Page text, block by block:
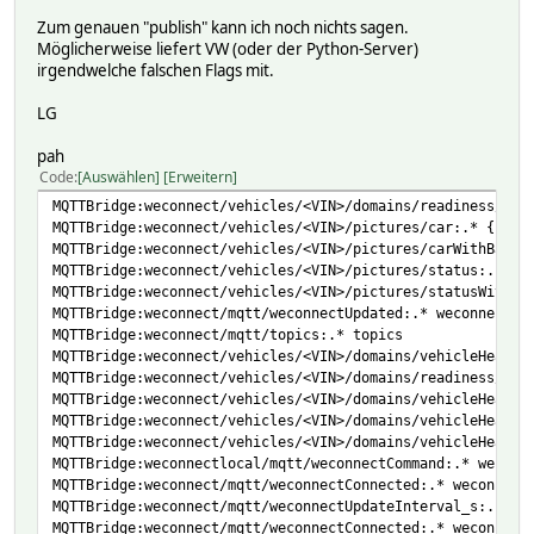
Zum genauen "publish" kann ich noch nichts sagen.
Möglicherweise liefert VW (oder der Python-Server)
irgendwelche falschen Flags mit.
LG
pah
Code Auswählen Erweitern
MQTTBridge:weconnect/vehicles/<VIN>/domains/readiness/
MQTTBridge:weconnect/vehicles/<VIN>/pictures/car:.* {
MQTTBridge:weconnect/vehicles/<VIN>/pictures/
MQTTBridge:weconnect/vehicles/<VIN>/pictures/status:.* {
MQTTBridge:weconnect/vehicles/<VIN>/pictures/
MQTTBridge:weconnect/mqtt/weconnectUpdated:.*
MQTTBridge:weconnect/mqtt/topics:.* topics
MQTTBridge:weconnect/vehicles/<VIN>/domains/
MQTTBridge:weconnect/vehicles/<VIN>/domains/
MQTTBridge:weconnect/vehicles/<VIN>/domains/
MQTTBridge:weconnect/vehicles/<VIN>/domains/
MQTTBridge:weconnect/vehicles/<VIN>/domains/
MQTTBridge:weconnectlocal/mqtt/weconnectCommand:.*
MQTTBridge:weconnect/mqtt/weconnectConnected:.*
MQTTBridge:weconnect/mqtt/weconnectUpdateInterval_s:.*
MQTTBridge:weconnect/mqtt/weconnectConnected:.*